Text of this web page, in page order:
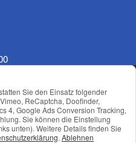
Sie den Einsatz folgender
ReCaptcha, Doofinder,
4, Google Ads Conversion Tracking,
Sie können die Einstellung
unten). Weitere Details finden Sie
. Ablehnen